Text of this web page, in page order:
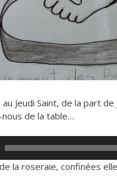
Jeudi Saint, de la part de
de la table…
la roseraie, confinées